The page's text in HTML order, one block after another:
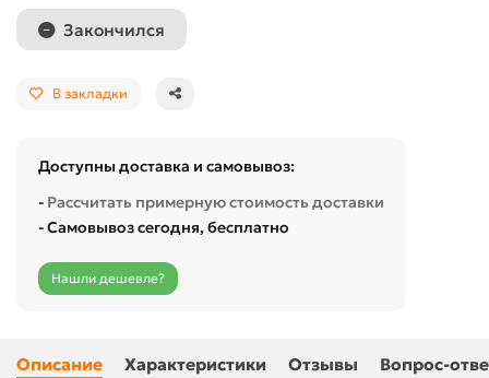
Закончился
В закладки
Доступны доставка и самовывоз:
- Рассчитать примерную стоимость доставки
- Самовывоз сегодня, бесплатно
Нашли дешевле?
Описание Характеристики Отзывы Вопрос-